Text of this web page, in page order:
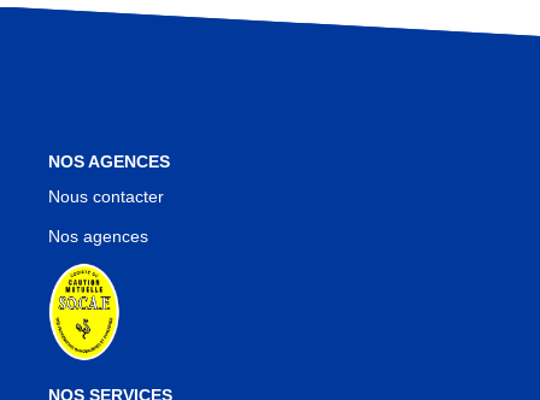
NOS AGENCES
Nous contacter
Nos agences
NOS SERVICES